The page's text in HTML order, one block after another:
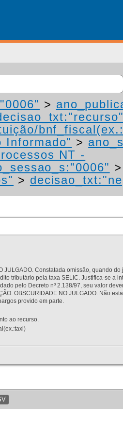
>
Informado" >
NT -
>
>
JULGADO. Constatada omissão, quando
tributário pela taxa SELIC. Justifica-se a
pelo Decreto nº 2.138/97, seu valor
OBSCURIDADE NO JULGADO. Não
provido em parte.
ao recurso.